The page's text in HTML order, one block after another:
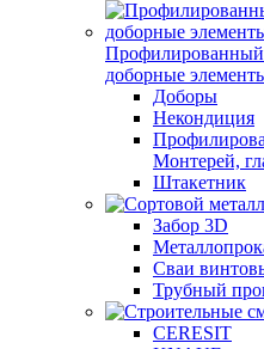
Профилированный
доборные
Доборы
Некондиция
Монтерей,
Штакетник
Забор 3D
Сваи
Трубный
CERESIT